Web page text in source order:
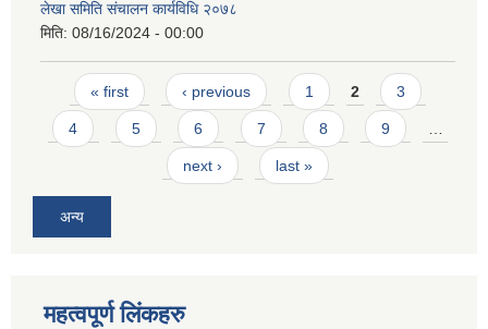
लेखा समिति संचालन कार्यविधि २०७८
मिति: 08/16/2024 - 00:00
Pages
« first ‹ previous 1 2 3
4 5 6 7 8 9 …
next › last »
अन्य
महत्वपूर्ण लिंकहरु